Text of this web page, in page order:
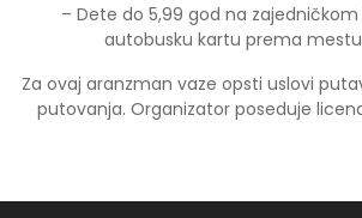
– Dete do 5,99 god na
autobusku kartu prema mestu
Za ovaj aranzman vaze opsti uslovi
putovanja. Organizator poseduje